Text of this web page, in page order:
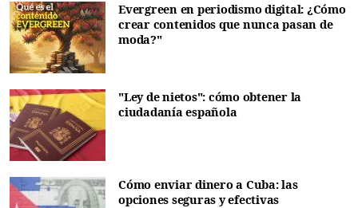
Evergreen en periodismo digital: ¿Cómo
crear contenidos que nunca pasan de
moda?"
"Ley de nietos": cómo obtener la
ciudadanía española
Cómo enviar dinero a Cuba: las
opciones seguras y efectivas